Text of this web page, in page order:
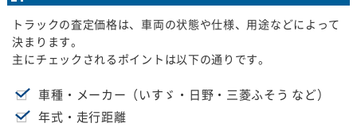
トラックの査定価格は、車両の状態や仕様、用途などによって
決まります。
主にチェックされるポイントは以下の通りです。
車種・メーカー（いすゞ・日野・三菱ふそう など）
年式・走行距離